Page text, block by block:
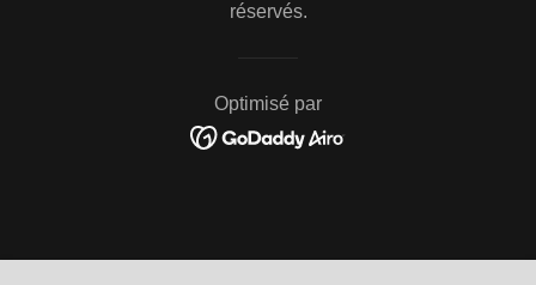
réservés.
Optimisé par